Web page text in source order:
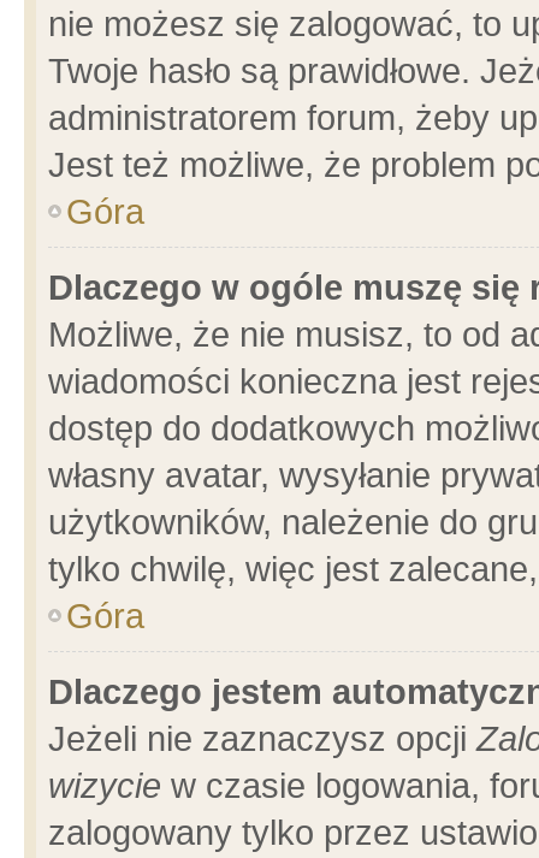
nie możesz się zalogować, to
Twoje hasło są prawidłowe.
administratorem forum, żeby
Jest też możliwe, że problem
Góra
Dlaczego w ogóle muszę się
Możliwe, że nie musisz, to od
wiadomości konieczna jest
dostęp do dodatkowych
własny avatar, wysyłanie
użytkowników, należenie do
tylko chwilę, więc jest
Góra
Dlaczego jestem
Jeżeli nie zaznaczysz opcji
wizycie w czasie logowania,
zalogowany tylko przez